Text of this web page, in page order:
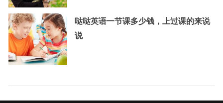
哒哒英语一节课多少钱，上过课的来说
说